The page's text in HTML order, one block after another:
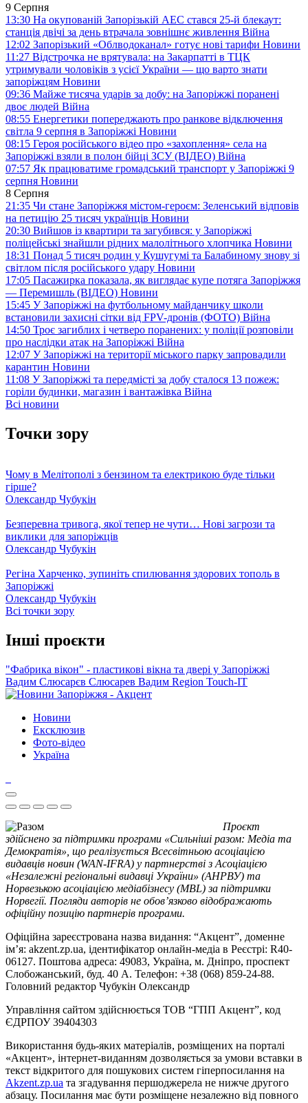
9 Серпня
13:30 На окупованій Запорізькій АЕС стався 25-й блекаут:
станція двічі за день втрачала зовнішнє живлення Війна
12:02 Запорізький «Облводоканал» готує нові тарифи Новини
11:27 Відстрочка не врятувала: на Закарпатті в ТЦК
утримували чоловіків з усієї України — що варто знати
запоріжцям Новини
09:36 Майже тисяча ударів за добу: на Запоріжжі поранені
двоє людей Війна
08:55 Енергетики попереджають про ранкове відключення
світла 9 серпня в Запоріжжі Новини
08:15 Героя російського відео про «захоплення» села на
Запоріжжі взяли в полон бійці ЗСУ (ВІДЕО) Війна
07:57 Як працюватиме громадський транспорт у Запоріжжі 9
серпня Новини
8 Серпня
21:35 Чи стане Запоріжжя містом-героєм: Зеленський відповів
на петицію 25 тисяч українців Новини
20:30 Вийшов із квартири та загубився: у Запоріжжі
поліцейські знайшли рідних малолітнього хлопчика Новини
18:31 Понад 5 тисяч родин у Кушугумі та Балабиному знову зі
світлом після російського удару Новини
17:05 Пасажирка показала, як виглядає купе потяга Запоріжжя
— Перемишль (ВІДЕО) Новини
15:45 У Запоріжжі на футбольному майданчику школи
встановили захисні сітки від FPV-дронів (ФОТО) Війна
14:50 Троє загиблих і четверо поранених: у поліції розповіли
про наслідки атак на Запоріжжі Війна
12:07 У Запоріжжі на території міського парку запровадили
карантин Новини
11:08 У Запоріжжі та передмісті за добу сталося 13 пожеж:
горіли будинки, магазин і вантажівка Війна
Всі новини
Точки зору
Чому в Мелітополі з бензином та електрикою буде тільки
гірше?
Олександр Чубукін
Безперевна тривога, якої тепер не чути… Нові загрози та
виклики для запоріжців
Олександр Чубукін
Регіна Харченко, зупиніть спилювання здорових тополь в
Запоріжжі
Олександр Чубукін
Всі точки зору
Інші проєкти
"Фабрика вікон" - пластикові вікна та двері у Запоріжжі
Вадим Слюсарєв Слюсарев Вадим Region Touch-IT
Новини
Ексклюзив
Фото-відео
Україна
Проєкт
здійснено за підтримки програми «Сильніші разом: Медіа та
Демократія», що реалізується Всесвітньою асоціацією
видавців новин (WAN-IFRA) у партнерстві з Асоціацією
«Незалежні регіональні видавці України» (АНРВУ) та
Норвезькою асоціацією медіабізнесу (MBL) за підтримки
Норвегії. Погляди авторів не обов’язково відображають
офіційну позицію партнерів програми.
Офіційна зареєстрована назва видання: “Акцент”, доменне
ім’я: akzent.zp.ua, ідентифікатор онлайн-медіа в Реєстрі: R40-
06127. Поштова адреса: 49083, Україна, м. Дніпро, проспект
Слобожанський, буд. 40 А. Телефон: +38 (068) 859-24-88.
Головний редактор Чубукін Олександр
Управління сайтом здійснюється ТОВ “ГПП Акцент”, код
ЄДРПОУ 39404303
Використання будь-яких матеріалів, розміщених на порталі
«Акцент», інтернет-виданням дозволяється за умови вставки в
текст відкритого для пошукових систем гіперпосилання на
Akzent.zp.ua та згадування першоджерела не нижче другого
абзацу. Посилання має бути розміщене незалежно від повного